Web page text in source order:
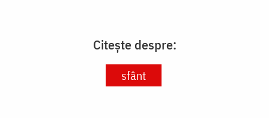
Citește despre:
sfânt